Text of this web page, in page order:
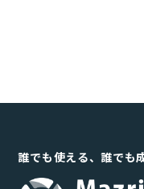
誰でも使える、誰でも